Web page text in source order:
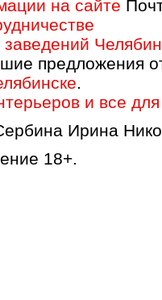
на сайте
заведений
предложения
.
и все
Ирина
18+.